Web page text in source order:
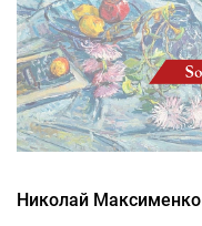
Николай Максименко